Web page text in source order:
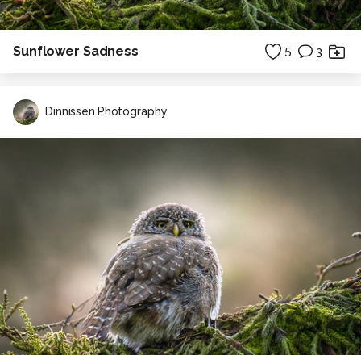
Sunflower Sadness 5 3
Dinnissen.Photography